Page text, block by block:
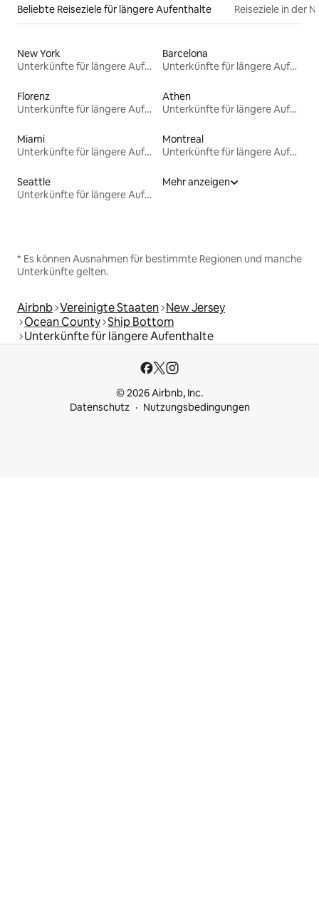
Beliebte Reiseziele für längere Aufenthalte Reiseziele in der
New York
Unterkünfte für längere Aufenthalte
Barcelona
Unterkünfte für längere Aufenthalte
Florenz
Unterkünfte für längere Aufenthalte
Athen
Unterkünfte für längere Aufenthalte
Miami
Unterkünfte für längere Aufenthalte
Montreal
Unterkünfte für längere Aufenthalte
Seattle
Unterkünfte für längere Aufenthalte
Mehr anzeigen
* Es können Ausnahmen für bestimmte Regionen und manche
Unterkünfte gelten.
Airbnb Vereinigte Staaten New Jersey
Ocean County Ship Bottom
Unterkünfte für längere Aufenthalte
© 2026 Airbnb, Inc.
Datenschutz
Nutzungsbedingungen